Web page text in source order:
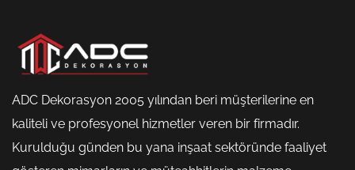
ADC Dekorasyon 2005 yılından beri müşterilerine en
kaliteli ve profesyonel hizmetler veren bir firmadır.
Kurulduğu günden bu yana inşaat sektöründe faaliyet